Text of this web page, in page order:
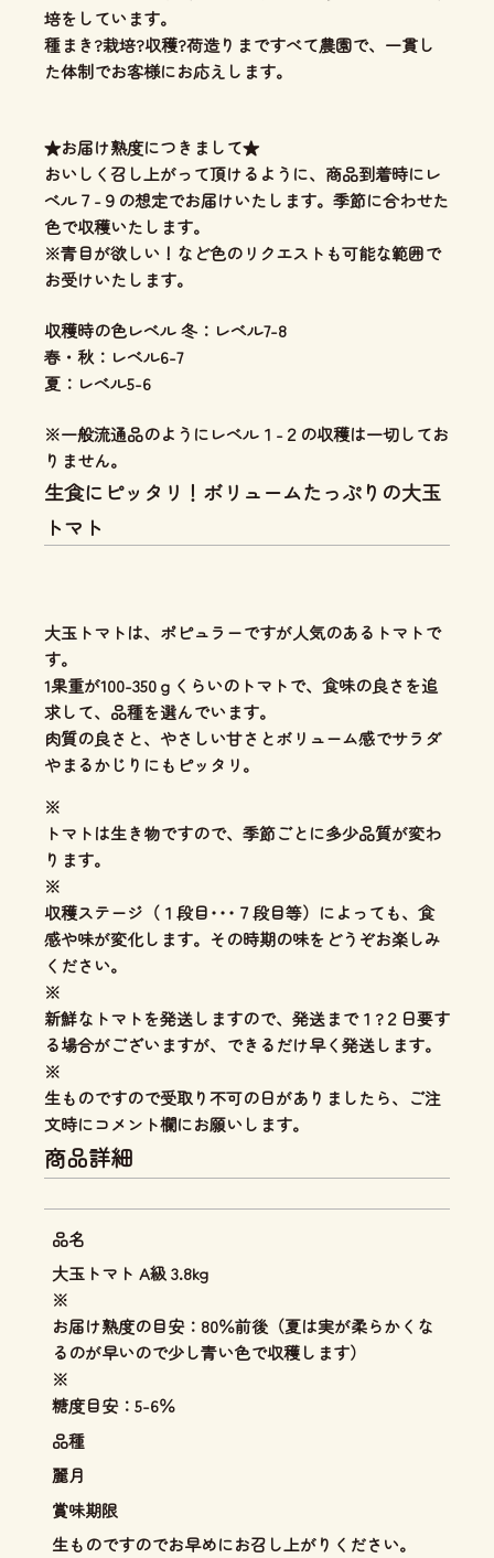
培をしています。
種まき?栽培?収穫?荷造りまですべて農園で、一貫し
た体制でお客様にお応えします。
★お届け熟度につきまして★
おいしく召し上がって頂けるように、商品到着時にレ
ベル７-９の想定でお届けいたします。季節に合わせた
色で収穫いたします。
※青目が欲しい！など色のリクエストも可能な範囲で
お受けいたします。
収穫時の色レベル 冬：レベル7-8
春・秋：レベル6-7
夏：レベル5-6
※一般流通品のようにレベル１-２の収穫は一切してお
りません。
生食にピッタリ！ボリュームたっぷりの大玉
トマト
大玉トマトは、ポピュラーですが人気のあるトマトで
す。
1果重が100-350ｇくらいのトマトで、食味の良さを追
求して、品種を選んでいます。
肉質の良さと、やさしい甘さとボリューム感でサラダ
やまるかじりにもピッタリ。
※
トマトは生き物ですので、季節ごとに多少品質が変わ
ります。
※
収穫ステージ（１段目･･･７段目等）によっても、食
感や味が変化します。その時期の味をどうぞお楽しみ
ください。
※
新鮮なトマトを発送しますので、発送まで１?２日要す
る場合がございますが、できるだけ早く発送します。
※
生ものですので受取り不可の日がありましたら、ご注
文時にコメント欄にお願いします。
商品詳細
品名
大玉トマト A級 3.8kg
※
お届け熟度の目安：80％前後（夏は実が柔らかくな
るのが早いので少し青い色で収穫します）
※
糖度目安：5-6％
品種
麗月
賞味期限
生ものですのでお早めにお召し上がりください。